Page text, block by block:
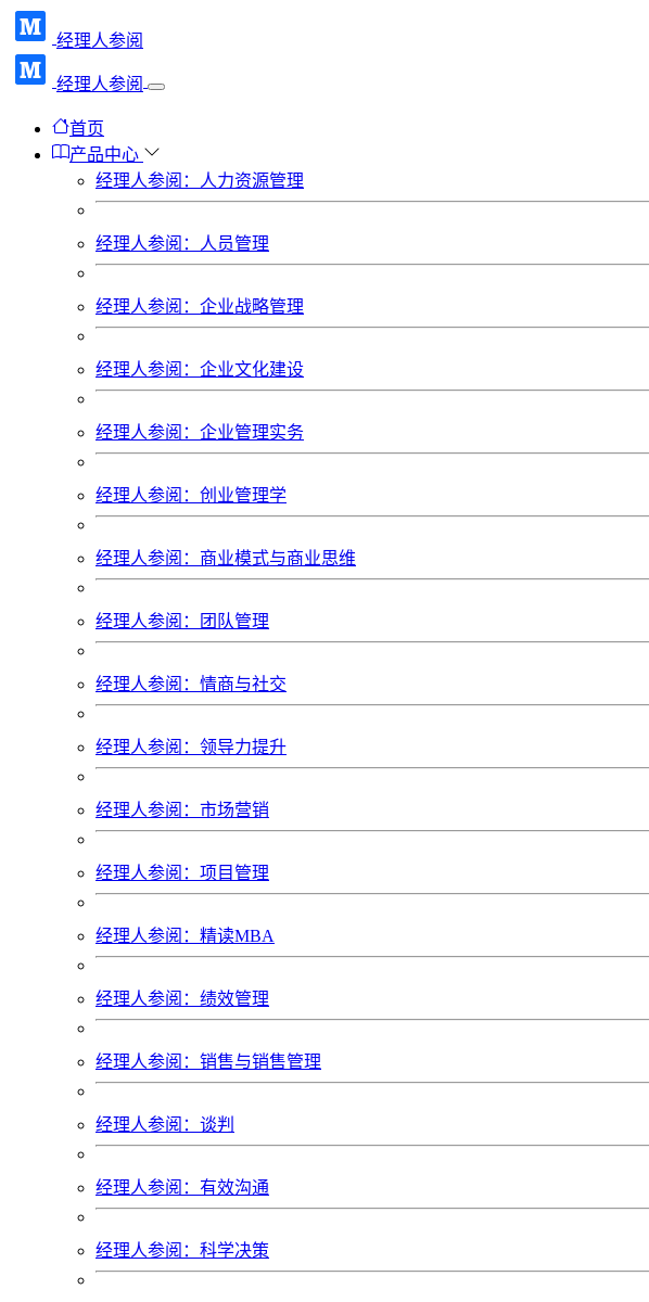
经理人参阅
经理人参阅
首页
产品中心
经理人参阅：人力资源管理
经理人参阅：人员管理
经理人参阅：企业战略管理
经理人参阅：企业文化建设
经理人参阅：企业管理实务
经理人参阅：创业管理学
经理人参阅：商业模式与商业思维
经理人参阅：团队管理
经理人参阅：情商与社交
经理人参阅：领导力提升
经理人参阅：市场营销
经理人参阅：项目管理
经理人参阅：精读MBA
经理人参阅：绩效管理
经理人参阅：销售与销售管理
经理人参阅：谈判
经理人参阅：有效沟通
经理人参阅：科学决策